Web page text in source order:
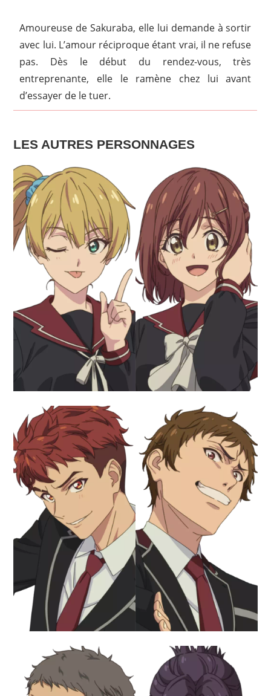
Amoureuse de Sakuraba, elle lui demande à sortir
avec lui. L’amour réciproque étant vrai, il ne refuse
pas. Dès le début du rendez-vous, très
entreprenante, elle le ramène chez lui avant
d’essayer de le tuer.
LES AUTRES PERSONNAGES